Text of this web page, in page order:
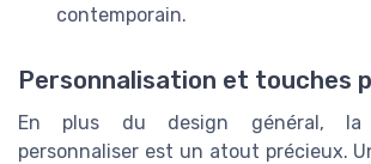
contemporain.
Personnalisation et touches
En plus du design général, la
personnaliser est un atout précieux.